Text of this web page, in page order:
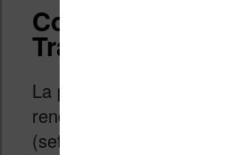
Configuration
Translator
La première chose à
rendre dans les réglages
(settings) et régler